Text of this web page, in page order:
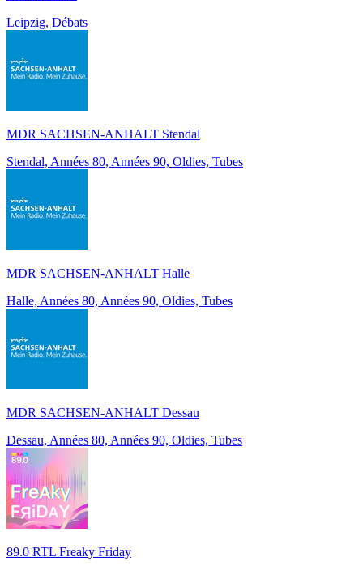
Leipzig, Débats
MDR SACHSEN-ANHALT Stendal
Stendal, Années 80, Années 90, Oldies, Tubes
MDR SACHSEN-ANHALT Halle
Halle, Années 80, Années 90, Oldies, Tubes
MDR SACHSEN-ANHALT Dessau
Dessau, Années 80, Années 90, Oldies, Tubes
89.0 RTL Freaky Friday